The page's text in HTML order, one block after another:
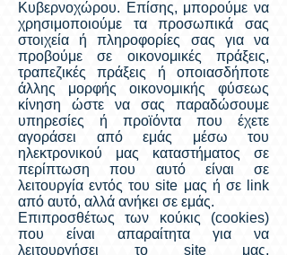
Κυβερνοχώρου. Επίσης, μπορούμε να
χρησιμοποιούμε τα προσωπικά σας
στοιχεία ή πληροφορίες σας για να
προβούμε σε οικονομικές πράξεις,
τραπεζικές πράξεις ή οποιασδήποτε
άλλης μορφής οικονομικής φύσεως
κίνηση ώστε να σας παραδώσουμε
υπηρεσίες ή προϊόντα που έχετε
αγοράσει από εμάς μέσω του
ηλεκτρονικού μας καταστήματος σε
περίπτωση που αυτό είναι σε
λειτουργία εντός του site μας ή σε link
από αυτό, αλλά ανήκει σε εμάς.
Επιπροσθέτως των κούκις (cookies)
που είναι απαραίτητα για να
λειτουργήσει το site μας,